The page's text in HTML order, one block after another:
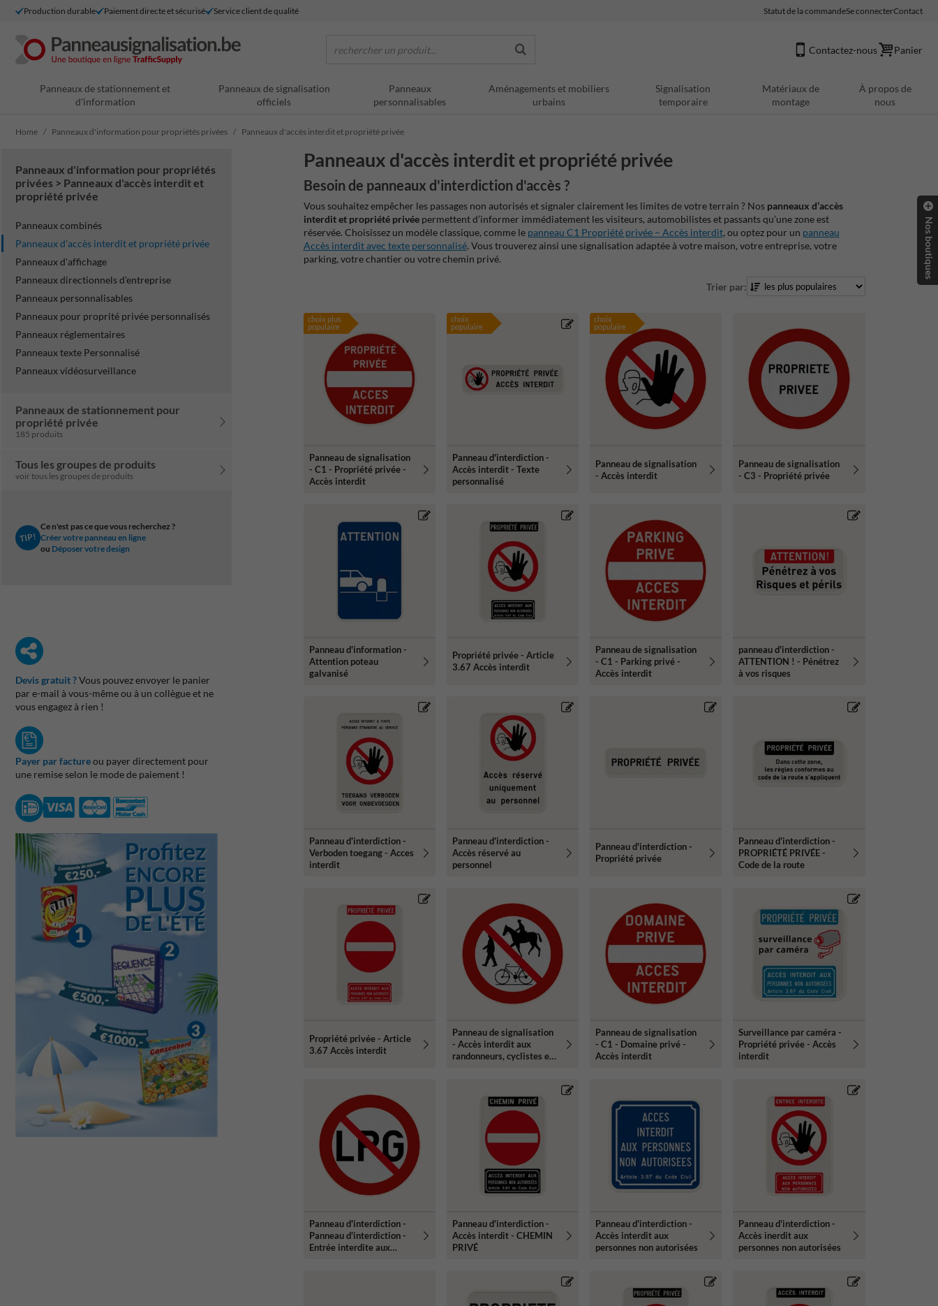
Production durable Paiement directe et sécurisé Service client de qualité Statut de la commandeSe connecterContact
rechercher un produit... Contactez-nous Panier
Panneaux de stationnement et
d'information
Panneaux de signalisation
officiels
Panneaux
personnalisables
Aménagements et mobiliers
urbains
Signalisation
temporaire
Matériaux de
montage
À propos de
nous
Home Panneaux d'information pour propriétés privées Panneaux d'accès interdit et propriété privée
Panneaux d'information pour propriétés
privées > Panneaux d'accès interdit et
propriété privée
Panneaux combinés
Panneaux d'accès interdit et propriété privée
Panneaux d'affichage
Panneaux directionnels d'entreprise
Panneaux personnalisables
Panneaux pour proprité privée personnalisés
Panneaux réglementaires
Panneaux texte Personnalisé
Panneaux vidéosurveillance
Panneaux de stationnement pour
propriété privée
185 produits
Tous les groupes de produits
voir tous les groupes de produits
TIP!
Ce n'est pas ce que vous recherchez ?
Créer votre panneau en ligne
ou Déposer votre design
Devis gratuit ?Vous pouvez envoyer le panier
par e-mail à vous-même ou à un collègue et ne
vous engagez à rien !
Payer par factureou payer directement pour
une remise selon le mode de paiement !
Panneaux d'accès interdit et propriété privée
Besoin de panneaux d'interdiction d'accès ?
Vous souhaitez empêcher les passages non autorisés et signaler clairement les limites de votre terrain ? Nos panneaux d’accès
interdit et propriété privéepermettent d’informer immédiatement les visiteurs, automobilistes et passants qu’une zone est
réservée. Choisissez un modèle classique, comme le panneau C1 Propriété privée – Accès interdit, ou optez pour un panneau
Accès interdit avec texte personnalisé. Vous trouverez ainsi une signalisation adaptée à votre maison, votre entreprise, votre
parking, votre chantier ou votre chemin privé.
Trier par:
choix plus
populaire
Panneau de signalisation
- C1 - Propriété privée -
Accès interdit
choix
populaire
Panneau d'interdiction -
Accès interdit - Texte
personnalisé
choix
populaire
Panneau de signalisation
- Accès interdit
Panneau de signalisation
- C3 - Propriété privée
Panneau d'information -
Attention poteau
galvanisé
Propriété privée - Article
3.67 Accès interdit
Panneau de signalisation
- C1 - Parking privé -
Accès interdit
panneau d'interdiction -
ATTENTION ! - Pénétrez
à vos risques
Panneau d'interdiction -
Verboden toegang - Acces
interdit
Panneau d'interdiction -
Accès réservé au
personnel
Panneau d'interdiction -
Propriété privée
Panneau d'interdiction -
PROPRIÉTÉ PRIVÉE -
Code de la route
Propriété privée - Article
3.67 Accès interdit
Panneau de signalisation
- Accès interdit aux
randonneurs, cyclistes et
Panneau de signalisation
- C1 - Domaine privé -
Accès interdit
Surveillance par caméra -
Propriété privée - Accès
interdit
Panneau d'interdiction -
Panneau d'interdiction -
Entrée interdite aux
Panneau d'interdiction -
Accès interdit - CHEMIN
PRIVÉ
Panneau d'interdiction -
Accès interdit aux
personnes non autorisées
Panneau d'interdiction -
Accès inerdit aux
personnes non autorisées
Nos boutiques